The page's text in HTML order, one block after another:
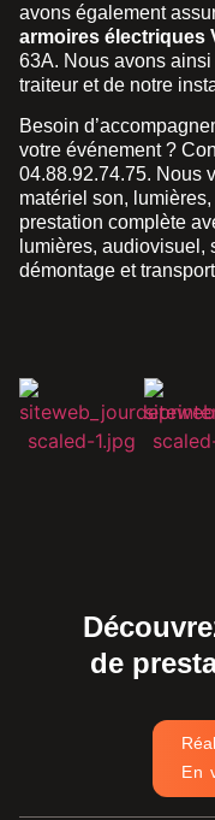
avons également
armoires électriques
63A. Nous avons
traiteur et de notre
Besoin
votre événement ?
04.88.92.74.75. Nous
matériel son,
prestation complète
lumières, audiovisuel,
démontage et
de
En